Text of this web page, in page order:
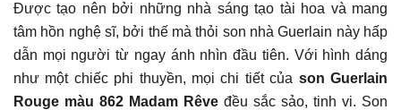
Được tạo nên bởi những nhà sáng tạo tài hoa và mang
tâm hồn nghệ sĩ, bởi thế mà thỏi son nhà Guerlain này hấp
dẫn mọi người từ ngay ánh nhìn đầu tiên. Với hình dáng
như một chiếc phi thuyền, mọi chi tiết của son Guerlain
Rouge màu 862 Madam Rêve đều sắc sảo, tinh vi. Son